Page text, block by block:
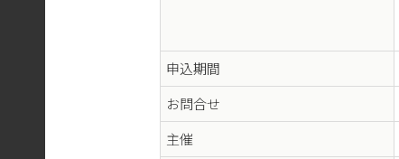
申込期間
お問合せ
主催